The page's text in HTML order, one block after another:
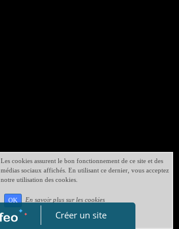
Créer un site
Les cookies assurent le bon fonctionnement de ce site et des
médias sociaux affichés. En utilisant ce dernier, vous acceptez
notre utilisation des cookies.
OK En savoir plus sur les cookies